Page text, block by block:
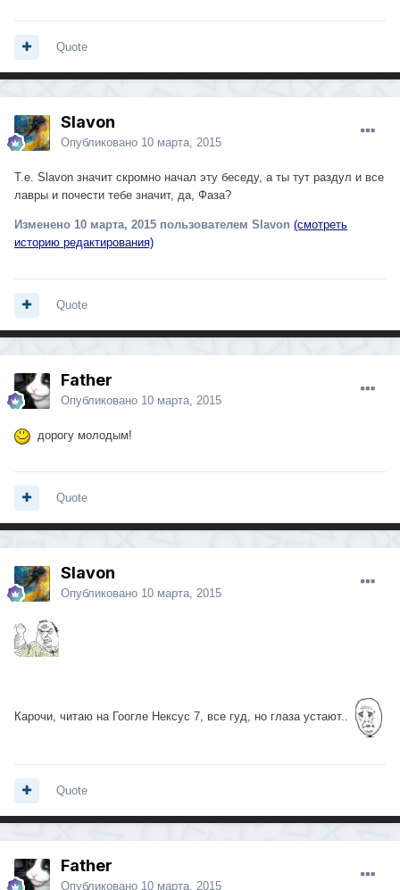
Quote
Slavon
Опубликовано 10 марта, 2015
Т.е. Slavon значит скромно начал эту беседу, а ты тут раздул и все
лавры и почести тебе значит, да, Фаза?
Изменено 10 марта, 2015 пользователем Slavon (смотреть
историю редактирования)
Quote
Father
Опубликовано 10 марта, 2015
дорогу молодым!
Quote
Slavon
Опубликовано 10 марта, 2015
Карочи, читаю на Гоогле Нексус 7, все гуд, но глаза устают..
Quote
Father
Опубликовано 10 марта, 2015